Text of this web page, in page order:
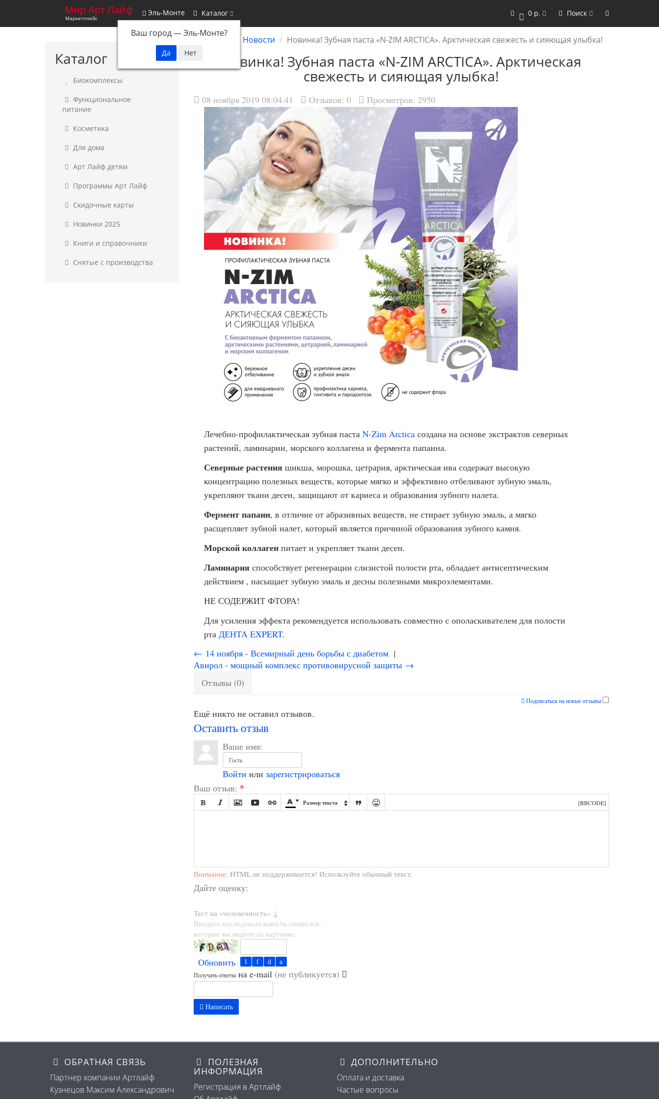
Мир Арт Лайф
Маркетплейс
Эль-Монте
Ваш город —Эль-Монте?
Каталог 0 0 р. Поиск
Каталог
Биокомплексы
Функциональное
питание
Косметика
Для дома
Арт Лайф детям
Программы Арт Лайф
Скидочные карты
Новинки 2025
Книги и справочники
Снятые с производства
Новости Новинка! Зубная паста «N-ZIM ARCTICA». Арктическая свежесть и сияющая улыбка!
Новинка! Зубная паста «N-ZIM ARCTICA». Арктическая
свежесть и сияющая улыбка!
08 ноября 2019 08:04:41 Отзывов: 0 Просмотров: 2950
Лечебно-профилактическая зубная паста N-Zim Arctiсaсоздана на основе экстрактов северных
растений, ламинарии, морского коллагена и фермента папаина.
Северные растенияшикша, морошка, цетрария, арктическая ива содержат высокую
концентрацию полезных веществ, которые мягко и эффективно отбеливают зубную эмаль,
укрепляют ткани десен, защищают от кариеса и образования зубного налета.
Фермент папаин, в отличие от абразивных веществ, не стирает зубную эмаль, а мягко
расщепляет зубной налет, который является причиной образования зубного камня.
Морской коллагенпитает и укрепляет ткани десен.
Ламинарияспособствует регенерации слизистой полости рта, обладает антисептическим
действием , насыщает зубную эмаль и десны полезными микроэлементами.
НЕ СОДЕРЖИТ ФТОРА!
Для усиления эффекта рекомендуется использовать совместно с ополаскивателем для полости
рта ДЕНТА EXPERT.
← 14 ноября - Всемирный день борьбы с диабетом|
Авирол - мощный комплекс противовирусной защиты →
Отзывы (0)
Подписаться на новые отзывы
Ещё никто не оставил отзывов.
Оставить отзыв
Ваше имя:
Войти или зарегистрироваться
Ваш отзыв: *
       Размер текста    [BBCODE]
Внимание: HTML не поддерживается! Используйте обычный текст.
Дайте оценку:
Тест на «человечность» ↓
Введите последовательность символов,
которые вы видите на картинке:
Обновить
Получать ответына e-mail (не публикуется)
Написать
ОБРАТНАЯ СВЯЗЬ
Партнер компании Артлайф
Кузнецов Максим Александрович
ПОЛЕЗНАЯ
ИНФОРМАЦИЯ
Регистрация в Артлайф
ДОПОЛНИТЕЛЬНО
Оплата и доставка
Частые вопросы